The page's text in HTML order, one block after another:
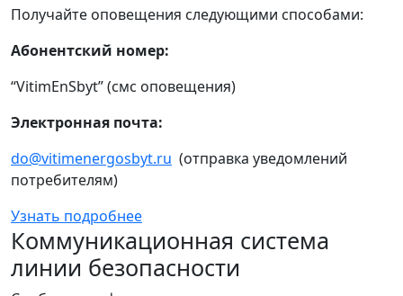
Получайте оповещения следующими способами:
Абонентский номер:
“VitimEnSbyt” (смс оповещения)
Электронная почта:
do@vitimenergosbyt.ru (отправка уведомлений
потребителям)
Узнать подробнее
Коммуникационная система
линии безопасности